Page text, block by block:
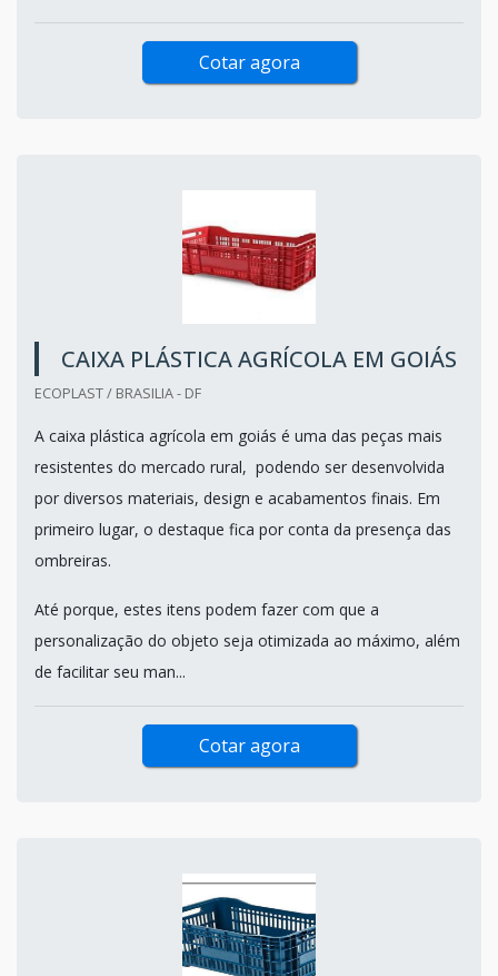
Cotar agora
CAIXA PLÁSTICA AGRÍCOLA EM GOIÁS
ECOPLAST / BRASILIA - DF
A caixa plástica agrícola em goiás é uma das peças mais
resistentes do mercado rural, podendo ser desenvolvida
por diversos materiais, design e acabamentos finais. Em
primeiro lugar, o destaque fica por conta da presença das
ombreiras.
Até porque, estes itens podem fazer com que a
personalização do objeto seja otimizada ao máximo, além
de facilitar seu man...
Cotar agora